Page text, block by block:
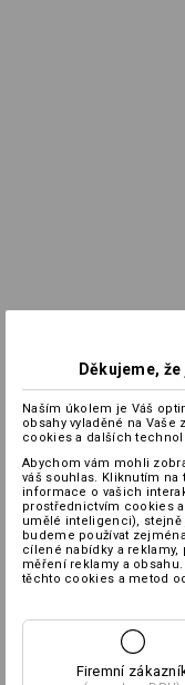
Děkujeme,
Naším úkolem je Váš
obsahy vyladěné na Vaše
cookies a dalších
Abychom vám mohli
váš souhlas. Kliknutím na
informace o vašich
prostřednictvím cookies
umělé inteligenci), stejně
budeme používat
cílené nabídky a
měření reklamy a
těchto cookies a metod
Firemní